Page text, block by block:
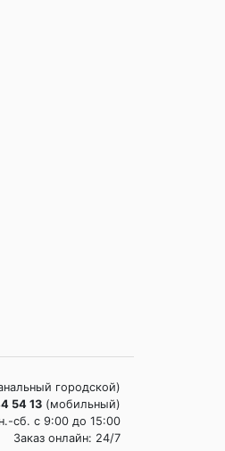
городской)
54 13 (мобильный)
сб. c 9:00 до 15:00
Заказ онлайн: 24/7